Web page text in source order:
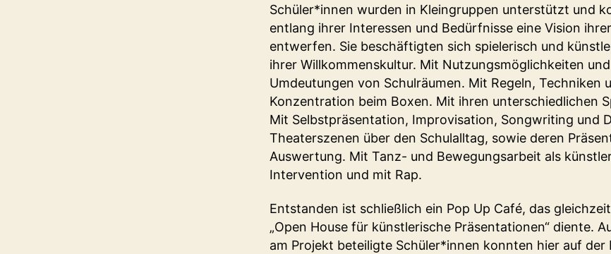
Schüler*innen wurden in Kleingruppen unterstützt und
entlang ihrer Interessen und Bedürfnisse eine Vision
entwerfen. Sie beschäftigten sich spielerisch und
ihrer Willkommenskultur. Mit Nutzungsmöglichkeiten und
Umdeutungen von Schulräumen. Mit Regeln, Techniken
Konzentration beim Boxen. Mit ihren unterschiedlichen
Mit Selbstpräsentation, Improvisation, Songwriting und
Theaterszenen über den Schulalltag, sowie deren
Auswertung. Mit Tanz- und Bewegungsarbeit als
Intervention und mit Rap.
Entstanden ist schließlich ein Pop Up Café, das
„Open House für künstlerische Präsentationen“ diente.
am Projekt beteiligte Schüler*innen konnten hier auf der